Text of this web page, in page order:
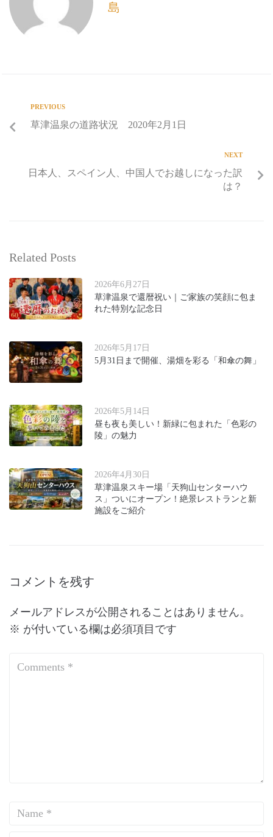
島
PREVIOUS
草津温泉の道路状況 2020年2月1日
NEXT
日本人、スペイン人、中国人でお越しになった訳
は？
Related Posts
2026年6月27日
草津温泉で還暦祝い｜ご家族の笑顔に包ま
れた特別な記念日
2026年5月17日
5月31日まで開催、湯畑を彩る「和傘の舞」
2026年5月14日
昼も夜も美しい！新緑に包まれた「色彩の
陵」の魅力
2026年4月30日
草津温泉スキー場「天狗山センターハウ
ス」ついにオープン！絶景レストランと新
施設をご紹介
コメントを残す
メールアドレスが公開されることはありません。
※ が付いている欄は必須項目です